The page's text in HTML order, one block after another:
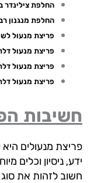
החלפת צילינדר בדלת
החלפת מנגנון רב בריח
פריצת מנעול לשונית
פריצת מנעול דלת עץ
פריצת מנעול דלת
פריצת מנעול דלת
מנעולים היא
ניסיון וכלים
לזהות את סוג